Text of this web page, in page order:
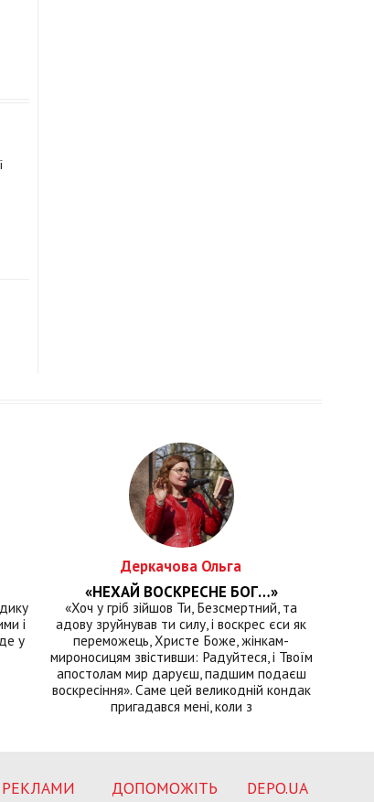
і
у
Деркачова Ольга
«НЕХАЙ ВОСКРЕСНЕ БОГ…»
«Хоч у гріб зійшов Ти, Безсмертний, та
адову зруйнував ти силу, і воскрес єси як
переможець, Христе Боже, жінкам-
мироносицям звістивши: Радуйтеся, і Твоїм
апостолам мир даруєш, падшим подаєш
воскресіння». Саме цей великодній кондак
пригадався мені, коли з
ДОПОМОЖІТЬ DEPO.UA